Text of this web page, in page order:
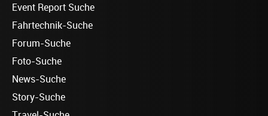
Event Report Suche
Fahrtechnik-Suche
Forum-Suche
Foto-Suche
News-Suche
Story-Suche